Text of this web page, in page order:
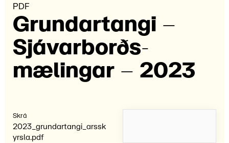
PDF
Grundar­tangi –
Sjávar­borðs­
mælingar – 2023
Skrá
2023_grundartangi_arssk
yrsla.pdf